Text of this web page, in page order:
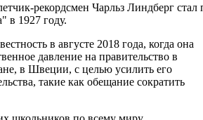
рекордсмен Чарльз Линдберг стал
в 1927 году.
в августе 2018 года, когда она
давление на правительство в
в Швеции, с целью усилить его
такие как обещание сократить